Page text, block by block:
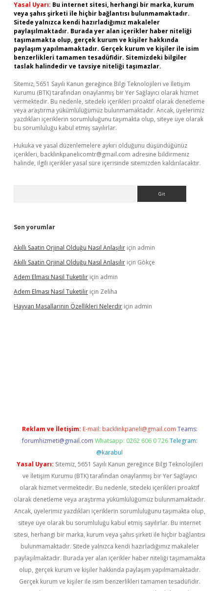
Yasal Uyarı: Bu internet sitesi, herhangi bir marka, kurum
veya şahıs şirketi ile hiçbir bağlantısı bulunmamaktadır.
Sitede yalnızca kendi hazırladığımız makaleler
paylaşılmaktadır. Burada yer alan içerikler haber niteliği
taşımamakta olup, gerçek kurum ve kişiler hakkında
paylaşım yapılmamaktadır. Gerçek kurum ve kişiler ile isim
benzerlikleri tamamen tesadüfidir. Sitemizdeki bilgiler
taslak halindedir ve tavsiye niteliği taşımazlar.
Sitemiz, 5651 Sayılı Kanun gereğince Bilgi Teknolojileri ve İletişim
Kurumu (BTK) tarafından onaylanmış bir Yer Sağlayıcı olarak hizmet
vermektedir. Bu nedenle, sitedeki içerikleri proaktif olarak denetleme
veya araştırma yükümlülüğümüz bulunmamaktadır. Ancak, üyelerimiz
yazdıkları içeriklerin sorumluluğunu taşımakta olup, siteye üye olarak
bu sorumluluğu kabul etmiş sayılırlar.
Hukuka ve yasal düzenlemelere aykırı olduğunu düşündüğünüz
içerikleri, backlinkpanelicomtr@gmail.com adresine bildirmeniz
halinde, ilgili içerikler yasal süre içerisinde sitemizden kaldırılacaktır.
Son yorumlar
Akıllı Saatin Orjinal Olduğu Nasıl Anlaşılır için admin
Akıllı Saatin Orjinal Olduğu Nasıl Anlaşılır için Gökçe
Adem Elması Nasil Tuketilir için admin
Adem Elması Nasil Tuketilir için Zeliha
Hayvan Masallarının Özellikleri Nelerdir için admin
Reklam ve İletişim: E-mail: backlinkpaneli@gmail.com Teams:
forumhizmeti@gmail.com Whatsapp: 0262 606 0 726 Telegram:
@karabul
Yasal Uyarı: Sitemiz, 5651 Sayılı Kanun gereğince Bilgi Teknolojileri
ve İletişim Kurumu (BTK) tarafından onaylanmış bir Yer Sağlayıcı
olarak hizmet vermektedir. Bu nedenle, sitedeki içerikleri proaktif
olarak denetleme veya araştırma yükümlülüğümüz bulunmamaktadır.
Ancak, üyelerimiz yazdıkları içeriklerin sorumluluğunu taşımakta olup,
siteye üye olarak bu sorumluluğu kabul etmiş sayılırlar. Bu internet
sitesi, herhangi bir marka, kurum veya şahıs şirketi ile hiçbir bağlantısı
bulunmamaktadır. Sitede yalnızca kendi hazırladığımız makaleler
paylaşılmaktadır. Burada yer alan içerikler haber niteliği taşımamakta
olup, gerçek kurum ve kişiler hakkında paylaşım yapılmamaktadır.
Gerçek kurum ve kişiler ile isim benzerlikleri tamamen tesadüfidir.